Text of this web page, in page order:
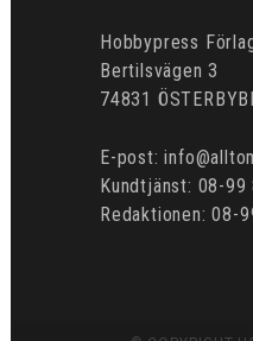
Hobbypress
Bertilsvägen 3
74831
E-post:
Kundtjänst: 08-99
Redaktionen: 08-